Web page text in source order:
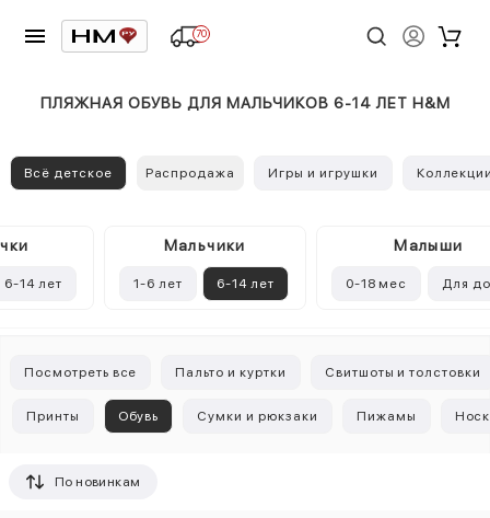
70
ПЛЯЖНАЯ ОБУВЬ ДЛЯ МАЛЬЧИКОВ 6-14 ЛЕТ H&M
Всё детское Распродажа Игры и игрушки
6-14 лет
Mальчики
1-6 лет 6-14 лет
Малыши
0-18 мес Для
Посмотреть все Пальто и куртки Свитшоты и толстовки
Принты Обувь Сумки и рюкзаки Пижамы
По новинкам